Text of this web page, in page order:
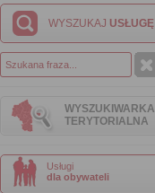
WYSZUKAJ USŁUGĘ
WYSZUKIWARKA
TERYTORIALNA
Usługi
dla obywateli